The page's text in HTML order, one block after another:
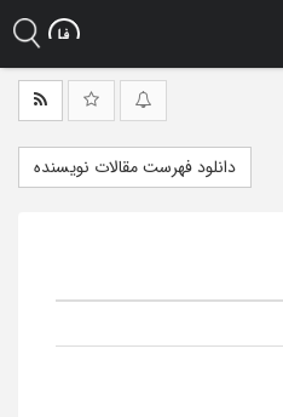
دانلود فهرست مقالات نویسنده